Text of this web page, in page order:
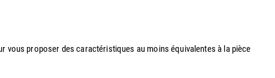
vous proposer des caractéristiques au moins équivalentes à la pièce